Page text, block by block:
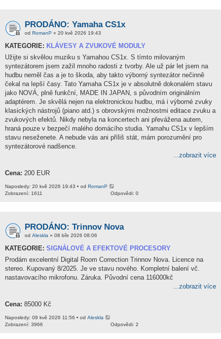
PRODÁNO: Yamaha CS1x
od RomanP » 20 kvě 2026 19:43
KATEGORIE: KLÁVESY A ZVUKOVÉ MODULY
Užijte si skvělou muziku s Yamahou CS1x. S tímto milovaným
syntezátorem jsem zažil mnoho radosti z tvorby. Ale už pár let jsem na
hudbu neměl čas a je to škoda, aby takto výborný syntezátor nečinně
čekal na lepší časy. Tato Yamaha CS1x je v absolutně dokonalém stavu
jako NOVÁ, plně funkční, MADE IN JAPAN, s původním originálním
adaptérem. Je skvělá nejen na elektronickou hudbu, má i výborné zvuky
klasických nástrojů (piano atd.) s obrovskými možnostmi editace zvuku a
zvukových efektů. Nikdy nebyla na koncertech ani převážena autem,
hraná pouze v bezpečí malého domácího studia. Yamahu CS1x v lepším
stavu neseženete. A nebude vás ani příliš stát, mám porozumění pro
syntezátorové nadšence.
...zobrazit více
Cena: 200 EUR
Naposledy: 20 kvě 2026 19:43 • od RomanP
Odpovědi: 0
Zobrazení: 1611
PRODÁNO: Trinnov Nova
od Aleskla » 08 bře 2026 08:06
KATEGORIE: SIGNÁLOVÉ A EFEKTOVÉ PROCESORY
Prodám excelentní Digital Room Correction Trinnov Nova. Licence na
stereo. Kupovaný 8/2025. Je ve stavu nového. Kompletní balení vč.
nastavovacího mikrofonu. Záruka. Původní cena 116000kč
...zobrazit více
Cena: 85000 Kč
Naposledy: 09 kvě 2026 11:56 • od Aleskla
Odpovědi: 2
Zobrazení: 3966